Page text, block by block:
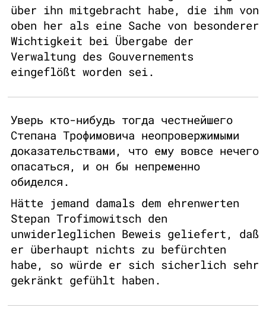
über ihn mitgebracht habe, die ihm von
oben her als eine Sache von besonderer
Wichtigkeit bei Übergabe der
Verwaltung des Gouvernements
eingeflößt worden sei.
Уверь кто-нибудь тогда честнейшего
Степана Трофимовича неопровержимыми
доказательствами, что ему вовсе нечего
опасаться, и он бы непременно
обиделся.
Hätte jemand damals dem ehrenwerten
Stepan Trofimowitsch den
unwiderleglichen Beweis geliefert, daß
er überhaupt nichts zu befürchten
habe, so würde er sich sicherlich sehr
gekränkt gefühlt haben.